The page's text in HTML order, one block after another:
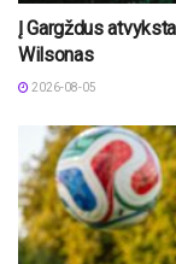
Į Gargždus
Wilsonas
2026-08-05